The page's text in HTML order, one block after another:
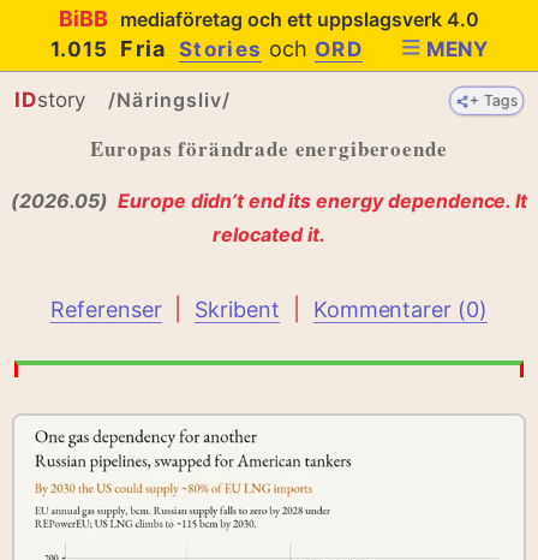
BiBB mediaföretag och ett uppslagsverk 4.0
1.015
FriaStories och ORD MENY
+ Tags
IDstory /Näringsliv/
Europas förändrade energiberoende
(2026.05) Europe didn’t end its energy dependence. It
relocated it.
Referenser Skribent Kommentarer (0)
+ Tags